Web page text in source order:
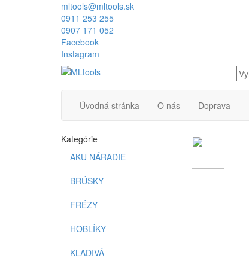
mltools@mltools.sk
0911 253 255
0907 171 052
Facebook
Instagram
Úvodná stránka
O nás Doprava
Kategórie
AKU NÁRADIE
BRÚSKY
FRÉZY
HOBLÍKY
KLADIVÁ